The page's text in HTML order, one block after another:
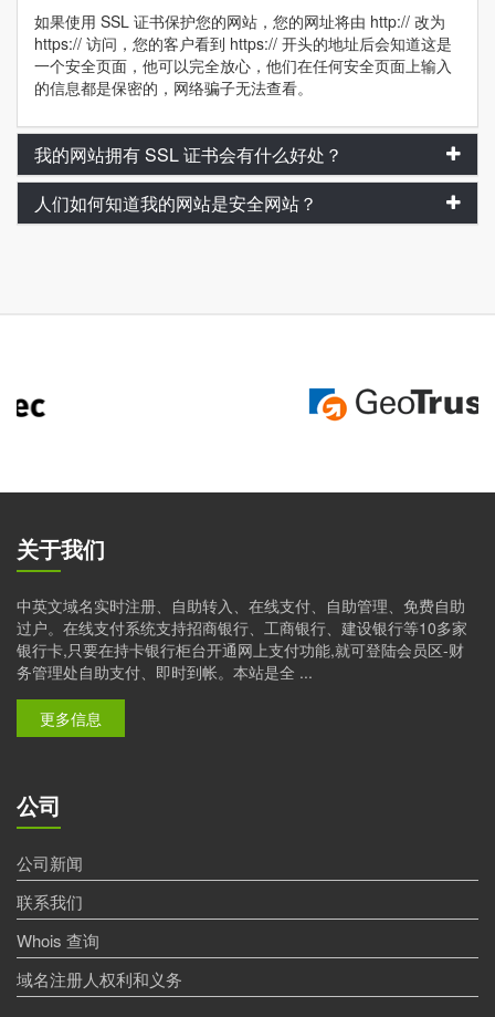
如果使用 SSL 证书保护您的网站，您的网址将由 http:// 改为
https:// 访问，您的客户看到 https:// 开头的地址后会知道这是
一个安全页面，他可以完全放心，他们在任何安全页面上输入
的信息都是保密的，网络骗子无法查看。
我的网站拥有 SSL 证书会有什么好处？
人们如何知道我的网站是安全网站？
关于我们
中英文域名实时注册、自助转入、在线支付、自助管理、免费自助
过户。在线支付系统支持招商银行、工商银行、建设银行等10多家
银行卡,只要在持卡银行柜台开通网上支付功能,就可登陆会员区-财
务管理处自助支付、即时到帐。本站是全 ...
更多信息
公司
公司新闻
联系我们
Whois 查询
域名注册人权利和义务